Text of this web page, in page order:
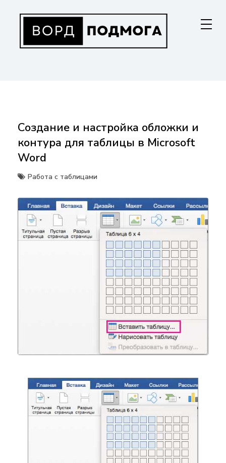
содержанию
Создание и настройка обложки и
контура для таблицы в Microsoft
Word
Работа с таблицами